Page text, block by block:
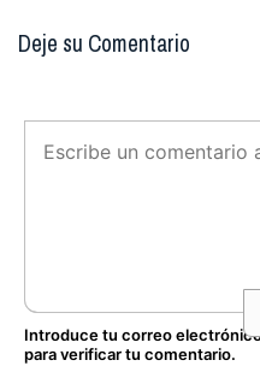
Deje su Comentario
Introduce tu correo
para verificar tu comentario.